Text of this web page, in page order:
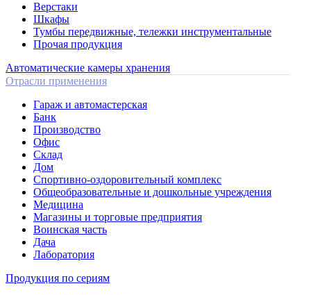
Верстаки
Шкафы
Тумбы передвижные, тележки инструментальные
Прочая продукция
Автоматические камеры хранения
Отрасли применения
Гараж и автомастерская
Банк
Производство
Офис
Склад
Дом
Спортивно-оздоровительный комплекс
Общеобразовательные и дошкольные учреждения
Медицина
Магазины и торговые предприятия
Воинская часть
Дача
Лаборатория
Продукция по сериям